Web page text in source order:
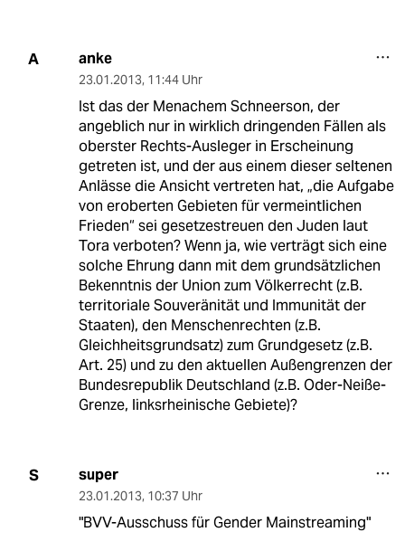
A anke
23.01.2013, 11:44 Uhr
Ist das der Menachem Schneerson, der
angeblich nur in wirklich dringenden Fällen als
oberster Rechts-Ausleger in Erscheinung
getreten ist, und der aus einem dieser seltenen
Anlässe die Ansicht vertreten hat, „die Aufgabe
von eroberten Gebieten für vermeintlichen
Frieden“ sei gesetzestreuen den Juden laut
Tora verboten? Wenn ja, wie verträgt sich eine
solche Ehrung dann mit dem grundsätzlichen
Bekenntnis der Union zum Völkerrecht (z.B.
territoriale Souveränität und Immunität der
Staaten), den Menschenrechten (z.B.
Gleichheitsgrundsatz) zum Grundgesetz (z.B.
Art. 25) und zu den aktuellen Außengrenzen der
Bundesrepublik Deutschland (z.B. Oder-Neiße-
Grenze, linksrheinische Gebiete)?
S super
23.01.2013, 10:37 Uhr
"BVV-Ausschuss für Gender Mainstreaming"